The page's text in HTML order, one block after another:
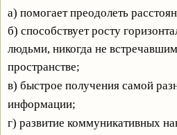
а) помогает преодолеть
б) способствует росту
людьми, никогда не
пространстве;
в) быстрое получения самой
информации;
г) развитие коммуникативных